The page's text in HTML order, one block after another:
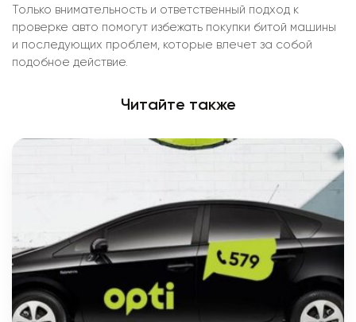
Только внимательность и ответственный подход к
проверке авто помогут избежать покупки битой машины
и последующих проблем, которые влечет за собой
подобное действие.
Читайте также